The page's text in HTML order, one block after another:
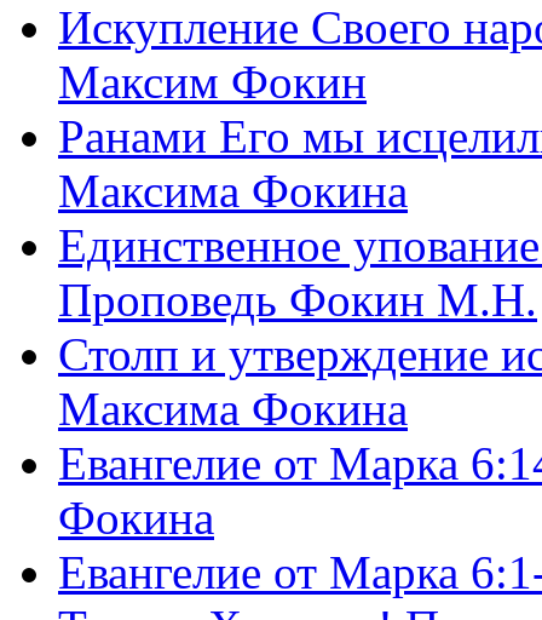
Искупление Своего
Максим Фокин
Ранами Его мы
Максима Фокина
Единственное
Проповедь Фокин М.Н.
Столп и утверждение
Максима Фокина
Евангелие от Марка
Фокина
Евангелие от Марка